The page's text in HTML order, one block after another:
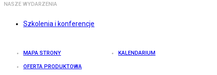
NASZE WYDARZENIA
Szkolenia i konferencje
MAPA STRONY KALENDARIUM
OFERTA PRODUKTOWA